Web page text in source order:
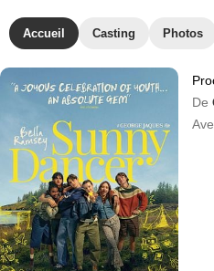
Accueil Casting Photos
De